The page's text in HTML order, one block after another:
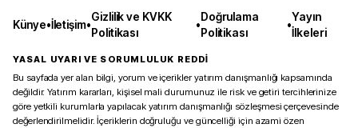
Künye•İletişim•
Gizlilik ve KVKK
Politikası
•
Doğrulama
Politikası
•
Yayın
İlkeleri
YASAL UYARI VE SORUMLULUK REDDİ
Bu sayfada yer alan bilgi, yorum ve içerikler yatırım danışmanlığı kapsamında
değildir. Yatırım kararları, kişisel mali durumunuz ile risk ve getiri tercihlerinize
göre yetkili kurumlarla yapılacak yatırım danışmanlığı sözleşmesi çerçevesinde
değerlendirilmelidir. İçeriklerin doğruluğu ve güncelliği için azami özen